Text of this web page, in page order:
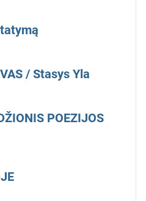
/ Stasys Yla
POEZIJOS